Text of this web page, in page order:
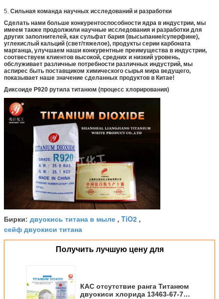
5. Сильная команда научных исследований и разработки
Сделать нами больше конкурентоспособности ядра в индустрии, мы
имеем также продолжили научные исследования и разработки для
других заполнителей, как сульфат бария (высыпание/суперфине),
углекислый кальций (свет/тяжелое), продукты серии карбоната
марганца, улучшаем наши конкурентные преимущества в индустрии,
соотвествуем клиентов высокой, средних и низкий уровень,
обслуживает различные потребности различных индустрий, мы
аспирес быть поставщиком химического сырья мира ведущего,
показывает наше значение сделанных продуктов в Китае!
Диксоиде Р920 рутила титанюм (процесс хлорирования)
Бирки: двуокись титана в мыле , TiO2 ,
сейф двуокиси титана
Получить лучшую цену для
КАС отсутствие ранга Титанюм
двуокиси хлорида 13463-67-7